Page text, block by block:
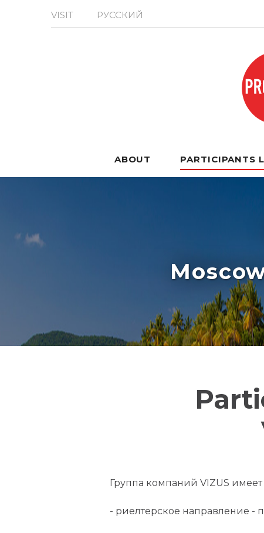
VISIT РУССКИЙ
ABOUT PARTICIPANTS
Группа компаний VIZUS
- риелтерское направление -